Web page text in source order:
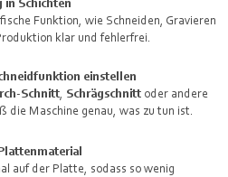
Funktion, wie Schneiden, Gravieren
klar und fehlerfrei.
einstellen
Schrägschnitt oder andere
die Maschine genau, was zu tun ist.
auf der Platte, sodass so wenig